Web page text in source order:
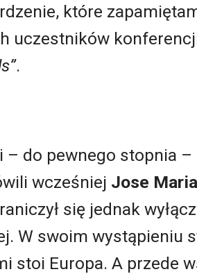
które
uczestników
”.
– do pewnego stopnia
wcześniej Jose
się jednak
W swoim wystąpieniu
stoi Europa. A przede